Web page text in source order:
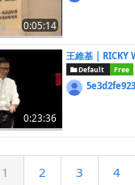
0:05:14
0:23:36
王維基 | RICKY
Default Free
1 2 3 4